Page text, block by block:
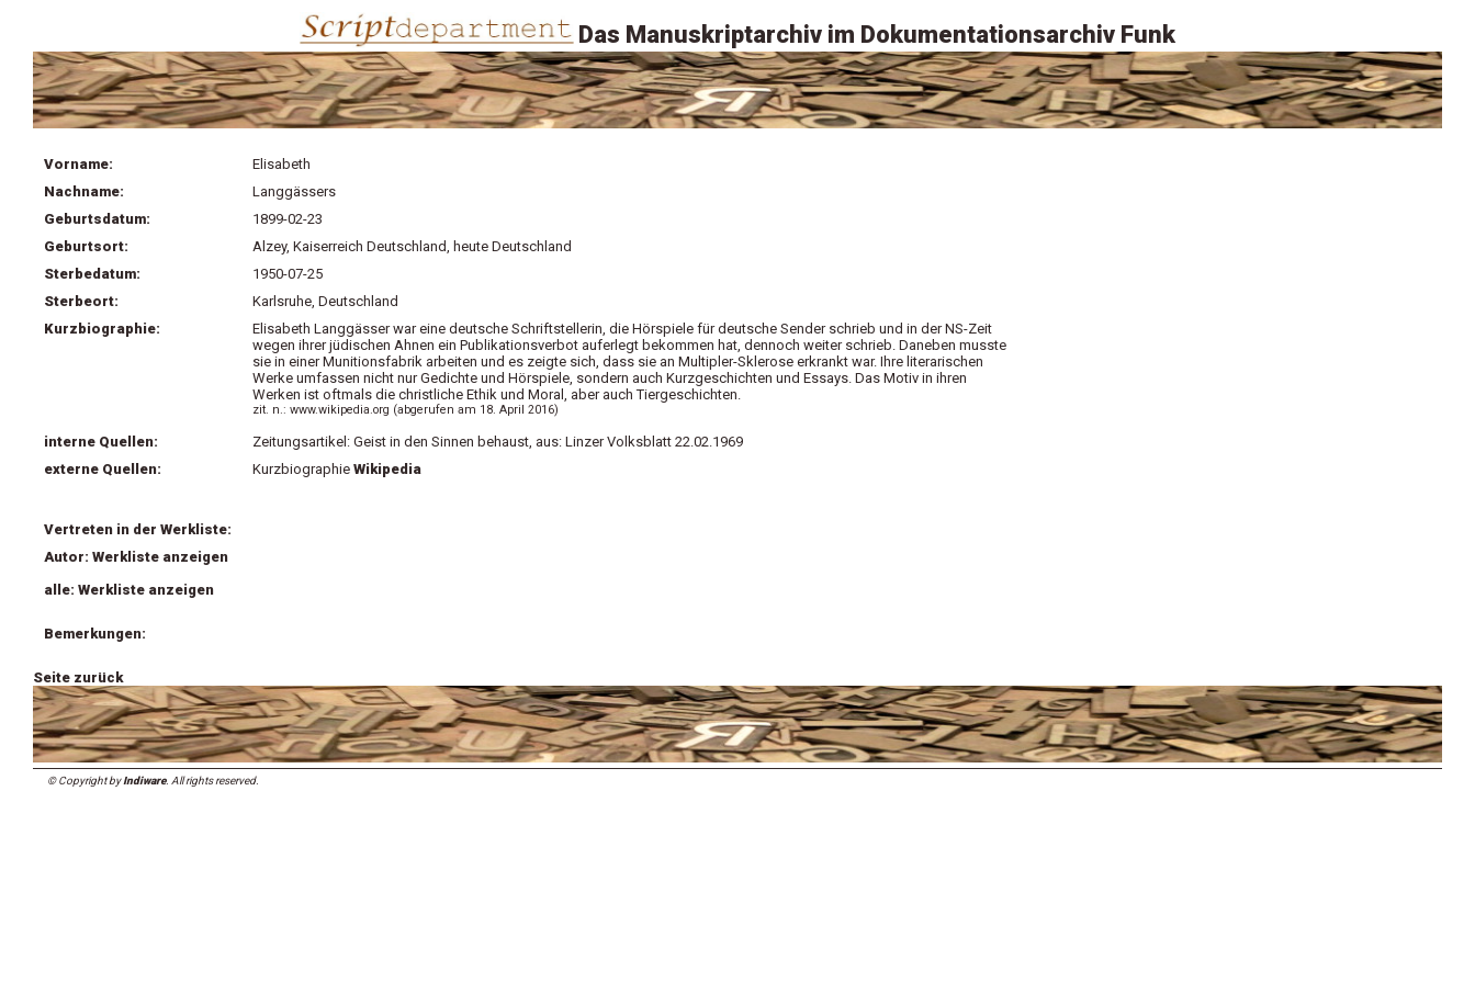
Das Manuskriptarchiv im Dokumentationsarchiv Funk
Vorname:
Elisabeth
Nachname:
Langgässers
Geburtsdatum:
1899-02-23
Geburtsort:
Alzey, Kaiserreich Deutschland, heute Deutschland
Sterbedatum:
1950-07-25
Sterbeort:
Karlsruhe, Deutschland
Kurzbiographie:
Elisabeth Langgässer war eine deutsche Schriftstellerin, die Hörspiele für deutsche Sender schrieb und in der NS-Zeit
wegen ihrer jüdischen Ahnen ein Publikationsverbot auferlegt bekommen hat, dennoch weiter schrieb. Daneben musste
sie in einer Munitionsfabrik arbeiten und es zeigte sich, dass sie an Multipler-Sklerose erkrankt war. Ihre literarischen
Werke umfassen nicht nur Gedichte und Hörspiele, sondern auch Kurzgeschichten und Essays. Das Motiv in ihren
Werken ist oftmals die christliche Ethik und Moral, aber auch Tiergeschichten.
zit. n.: www.wikipedia.org (abgerufen am 18. April 2016)
interne Quellen:
Zeitungsartikel: Geist in den Sinnen behaust, aus: Linzer Volksblatt 22.02.1969
externe Quellen:
Kurzbiographie Wikipedia
Vertreten in der Werkliste:
Autor: Werkliste anzeigen
alle: Werkliste anzeigen
Bemerkungen:
Seite zurück
© Copyright byIndiware. All rights reserved.